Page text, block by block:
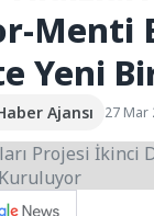
Menti
Yeni
Ajansı 27 Mar